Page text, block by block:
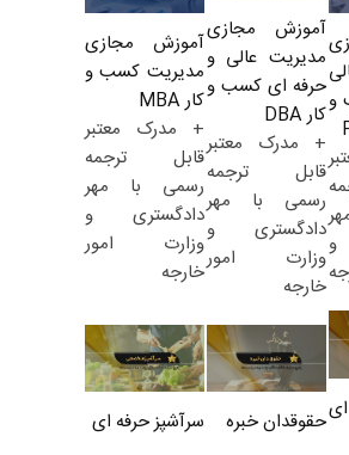
و
و
آموزش مجازی
مدیریت عالی و
حرفه ای کسب و
کار DBA
+ مدرک معتبر
قابل ترجمه
رسمی با مهر
دادگستری و
وزارت امور
خارجه
آموزش مجازی
مدیریت کسب و
کار MBA
+ مدرک معتبر
قابل ترجمه
رسمی با مهر
دادگستری و
وزارت امور
خارجه
حقوقدان خبره سرآشپز حرفه ای